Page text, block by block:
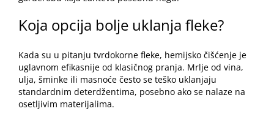
Koja opcija bolje uklanja fleke?
Kada su u pitanju tvrdokorne fleke, hemijsko čišćenje je
uglavnom efikasnije od klasičnog pranja. Mrlje od vina,
ulja, šminke ili masnoće često se teško uklanjaju
standardnim deterdžentima, posebno ako se nalaze na
osetljivim materijalima.